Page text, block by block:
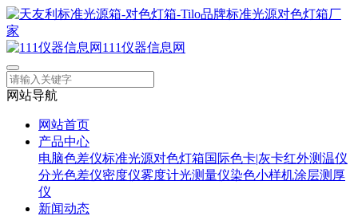
111仪器信息网
网站导航
网站首页
产品中心
电脑色差仪标准光源对色灯箱国际色卡|灰卡红外测温仪
分光色差仪密度仪雾度计光测量仪染色小样机涂层测厚
仪
新闻动态